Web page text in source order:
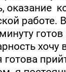
оказание
готова